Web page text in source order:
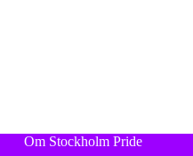
Om Stockholm Pride